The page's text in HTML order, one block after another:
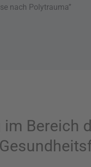
nach Polytrauma”
Bereich